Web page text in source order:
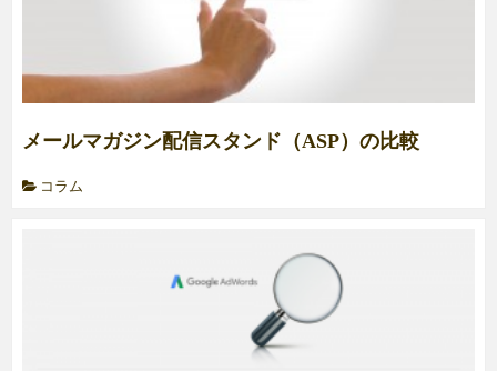
メールマガジン配信スタンド（ASP）の比較
コラム